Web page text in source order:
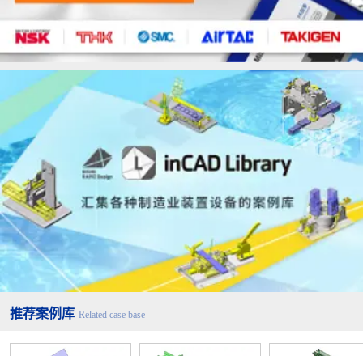
推荐案例库 Related case base